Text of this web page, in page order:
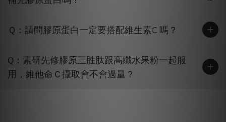
Ｑ：請問膠原蛋白一定要搭配維生素C 嗎？
Q：素研先修膠原三胜肽跟高纖水果粉一起服
用，維他命Ｃ攝取會不會過量？